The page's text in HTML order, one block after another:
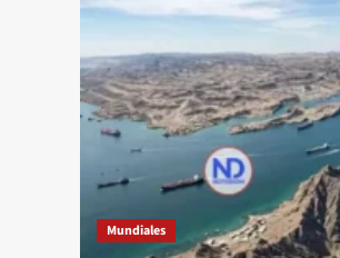
Mundiales